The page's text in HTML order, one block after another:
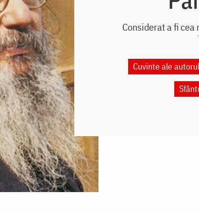
Considerat a fi
Cuvinte ale